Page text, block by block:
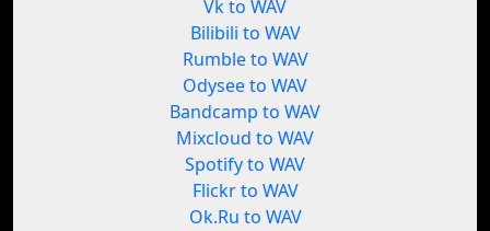
Vk to WAV
Bilibili to WAV
Rumble to WAV
Odysee to WAV
Bandcamp to WAV
Mixcloud to WAV
Spotify to WAV
Flickr to WAV
Ok.Ru to WAV